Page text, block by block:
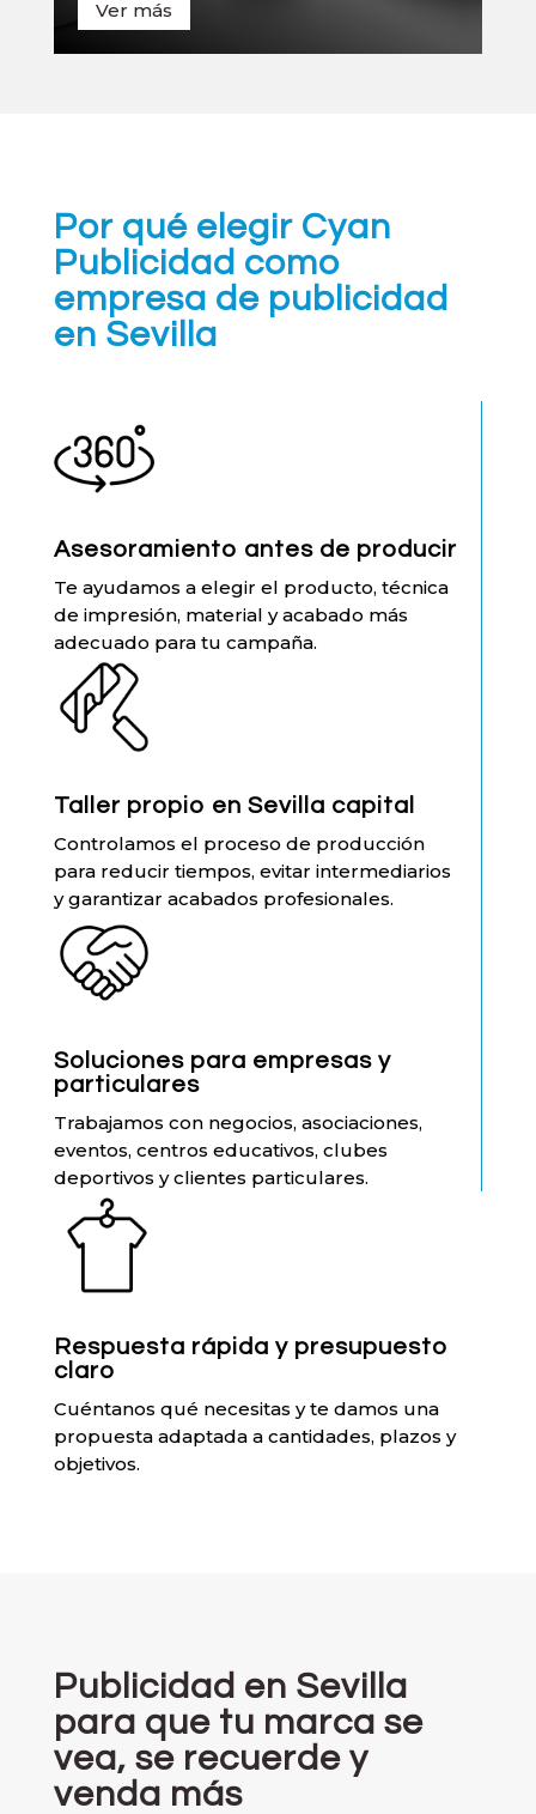
Ver más
Por qué elegir Cyan
Publicidad como
empresa de publicidad
en Sevilla
Asesoramiento antes de producir
Te ayudamos a elegir el producto, técnica
de impresión, material y acabado más
adecuado para tu campaña.
Taller propio en Sevilla capital
Controlamos el proceso de producción
para reducir tiempos, evitar intermediarios
y garantizar acabados profesionales.
Soluciones para empresas y
particulares
Trabajamos con negocios, asociaciones,
eventos, centros educativos, clubes
deportivos y clientes particulares.
Respuesta rápida y presupuesto
claro
Cuéntanos qué necesitas y te damos una
propuesta adaptada a cantidades, plazos y
objetivos.
Publicidad en Sevilla
para que tu marca se
vea, se recuerde y
venda más